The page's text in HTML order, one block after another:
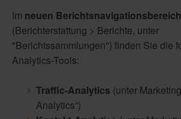
Im neuen Berichtsnavigationsbereich
(Berichterstattung > Berichte, unter
"Berichtssammlungen") finden Sie die
Analytics-Tools:
Traffic-Analytics (unter
Analytics“)